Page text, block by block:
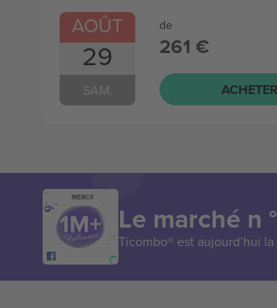
AOÛT
29
SAM.
de
261 €
ACHETER
MERCI!
Le marché n
Ticombo® est aujourd’hui